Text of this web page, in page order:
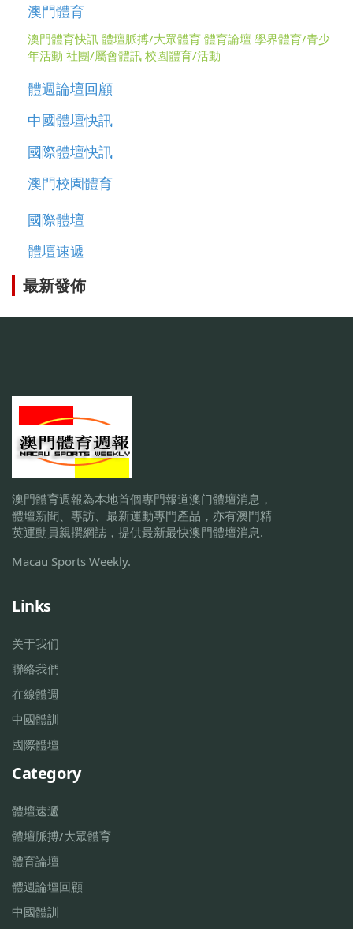
澳門體育
澳門體育快訊 體壇脈搏/大眾體育 體育論壇 學界體育/青少
年活動 社團/屬會體訊 校園體育/活動
體週論壇回顧
中國體壇快訊
國際體壇快訊
澳門校園體育
國際體壇
體壇速遞
最新發佈
澳門體育週報為本地首個專門報道澳门體壇消息，
體壇新聞、專訪、最新運動專門產品，亦有澳門精
英運動員親撰網誌，提供最新最快澳門體壇消息.
Macau Sports Weekly.
Links
关于我们
聯絡我們
在線體週
中國體訓
國際體壇
Category
體壇速遞
體壇脈搏/大眾體育
體育論壇
體週論壇回顧
中國體訓